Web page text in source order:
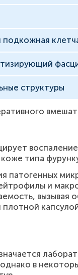
подкожная
структуры
типа
патогенных
и
вызывая
в